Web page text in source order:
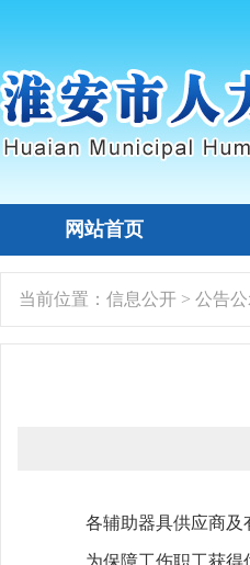
网站首页
当前位置： 信息公开 > 公告
各辅助器具供应商及
为保障工伤职工获